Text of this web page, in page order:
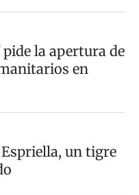
pide la apertura de
en
un tigre